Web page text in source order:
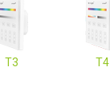
T3 T4